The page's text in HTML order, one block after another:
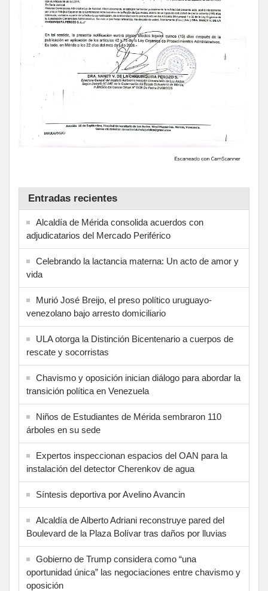
Entradas recientes
Alcaldía de Mérida consolida acuerdos con
adjudicatarios del Mercado Periférico
Celebrando la lactancia materna: Un acto de amor y
vida
Murió José Breijo, el preso político uruguayo-
venezolano bajo arresto domiciliario
ULA otorga la Distinción Bicentenario a cuerpos de
rescate y socorristas
Chavismo y oposición inician diálogo para abordar la
transición política en Venezuela
Niños de Estudiantes de Mérida sembraron 110
árboles en su sede
Expertos inspeccionan espacios del OAN para la
instalación del detector Cherenkov de agua
Síntesis deportiva por Avelino Avancin
Alcaldía de Alberto Adriani reconstruye pared del
Boulevard de la Plaza Bolívar tras daños por lluvias
Gobierno de Trump considera como “una
oportunidad única” las negociaciones entre chavismo y
oposición